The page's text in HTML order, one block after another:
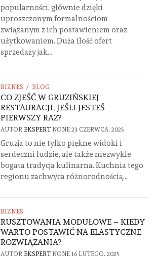
popularności, głównie dzięki
uproszczonym formalnościom
związanym z ich postawieniem oraz
użytkowaniem. Duża ilość ofert
sprzedaży jak...
BIZNES / BLOG
CO ZJEŚĆ W GRUZIŃSKIEJ
RESTAURACJI, JEŚLI JESTEŚ
PIERWSZY RAZ?
AUTOR EKSPERT NONE 23 CZERWCA, 2025
Gruzja to nie tylko piękne widoki i
serdeczni ludzie, ale także niezwykle
bogata tradycja kulinarna. Kuchnia tego
regionu zachwyca różnorodnością...
BIZNES
RUSZTOWANIA MODUŁOWE – KIEDY
WARTO POSTAWIĆ NA ELASTYCZNE
ROZWIĄZANIA?
AUTOR EKSPERT NONE 16 LUTEGO, 2025